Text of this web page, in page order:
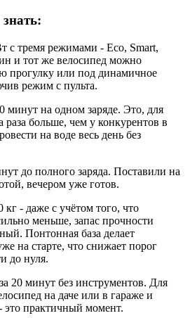
с тремя режимами - Eco, Smart,
и тот же велосипед можно
прогулку или под динамичное
режим с пульта.
минут на одном заряде. Это, для
раза больше, чем у конкурентов в
на воде весь день без
до полного заряда. Поставили на
вечером уже готов.
кг - даже с учётом того, что
меньше, запас прочности
Понтонная база делает
на старте, что снижает порог
до нуля.
20 минут без инструментов. Для
на даче или в гараже и
это практичный момент.